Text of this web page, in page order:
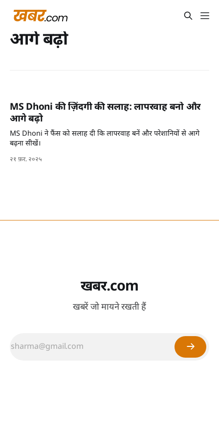
आगे बढ़ो
MS Dhoni की ज़िंदगी की सलाह: लापरवाह बनो और
आगे बढ़ो
MS Dhoni ने फैंस को सलाह दी कि लापरवाह बनें और परेशानियों से आगे
बढ़ना सीखें।
२१ फ़र. २०२५
खबर.com
खबरें जो मायने रखती हैं